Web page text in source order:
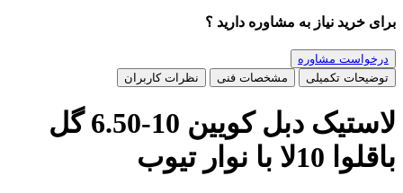
برای خرید نیاز به مشاوره دارید ؟
درخواست مشاوره
توضیحات تکمیلی
مشخصات فنی نظرات کاربران
لاستیک دبل کویین 10-6.50 گل
باقلوا 10لا با نوار تیوب